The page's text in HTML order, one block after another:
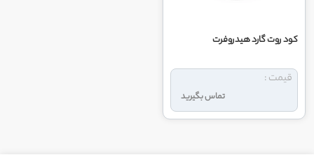
کود روت گارد هیدروفرت
تماس بگیرید
قیمت :